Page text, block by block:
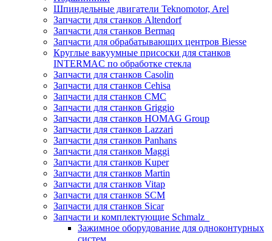
Шпиндельные двигатели Teknomotor, Arel
Запчасти для станков Altendorf
Запчасти для станков Bermaq
Запчасти для обрабатывающих центров Biesse
Круглые вакуумные присоски для станков
INTERMAC по обработке стекла
Запчасти для станков Casolin
Запчасти для станков Cehisa
Запчасти для станков CMC
Запчасти для станков Griggio
Запчасти для станков HOMAG Group
Запчасти для станков Lazzari
Запчасти для станков Panhans
Запчасти для станков Maggi
Запчасти для станков Kuper
Запчасти для станков Martin
Запчасти для станков Vitap
Запчасти для станков SCM
Запчасти для станков Sicar
Запчасти и комплектующие Schmalz
Зажимное оборудование для одноконтурных
систем